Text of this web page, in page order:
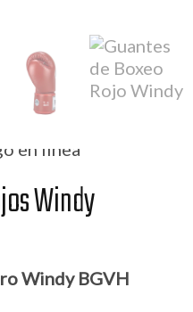
Windy
Windy BGVH